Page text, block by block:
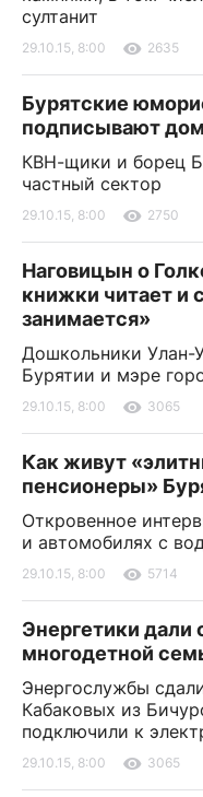
султанит
29.10.15, 8:00 2635
Бурятские
подписывают
КВН-щики и борец
частный сектор
29.10.15, 8:00 2750
Наговицын о
книжки читает и
занимается»
Дошкольники Улан-
Бурятии и мэре
29.10.15, 8:00 3065
Как живут
пенсионеры»
Откровенное
и автомобилях с
29.10.15, 8:00 5714
Энергетики дали
многодетной
Энергослужбы
Кабаковых из
подключили к
29.10.15, 8:00 3065